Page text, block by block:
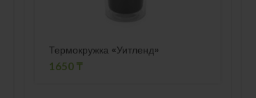
Термокружка «Уитленд»
1650 ₸